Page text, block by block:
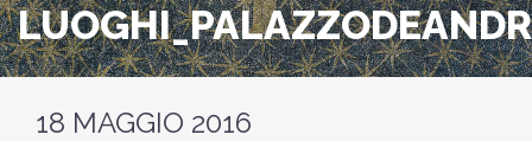
18 MAGGIO 2016